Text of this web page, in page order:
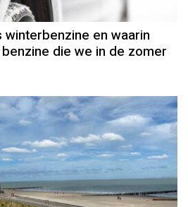
en waarin
die we in de zomer